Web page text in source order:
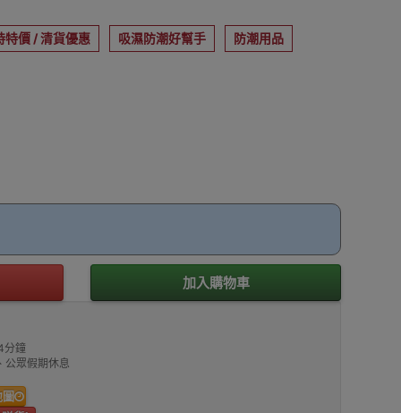
特價 / 清貨優惠 吸濕防潮好幫手 防潮用品
加入購物車
分鐘
眾假期休息